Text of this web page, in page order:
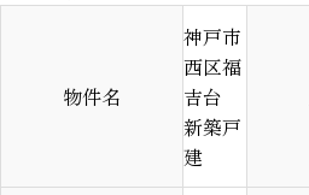
物件名
神戸市
西区福
吉台
新築戸
建